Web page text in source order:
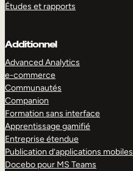
Études et rapports
Additionnel
Advanced Analytics
e-commerce
Communautés
Companion
Formation sans interface
Apprentissage gamifié
Entreprise étendue
Publication d’applications mobiles
Docebo pour MS Teams